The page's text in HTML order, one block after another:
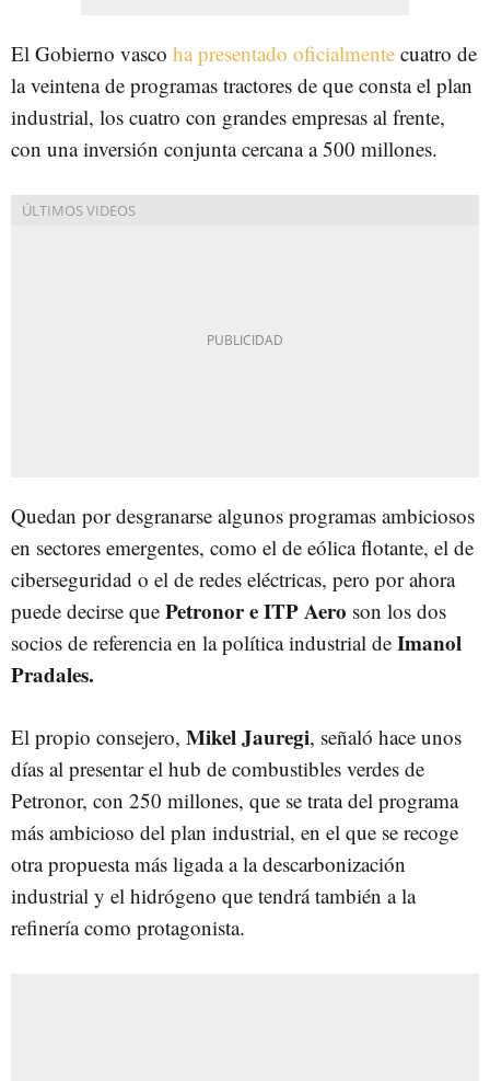
El Gobierno vasco ha presentado oficialmente cuatro de
la veintena de programas tractores de que consta el plan
industrial, los cuatro con grandes empresas al frente,
con una inversión conjunta cercana a 500 millones.
Quedan por desgranarse algunos programas ambiciosos
en sectores emergentes, como el de eólica flotante, el de
ciberseguridad o el de redes eléctricas, pero por ahora
puede decirse que Petronor e ITP Aero son los dos
socios de referencia en la política industrial de Imanol
Pradales.
El propio consejero, Mikel Jauregi, señaló hace unos
días al presentar el hub de combustibles verdes de
Petronor, con 250 millones, que se trata del programa
más ambicioso del plan industrial, en el que se recoge
otra propuesta más ligada a la descarbonización
industrial y el hidrógeno que tendrá también a la
refinería como protagonista.